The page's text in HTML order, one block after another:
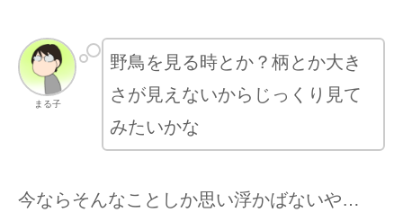
まる子
野鳥を見る時とか？柄とか大き
さが見えないからじっくり見て
みたいかな
今ならそんなことしか思い浮かばないや…